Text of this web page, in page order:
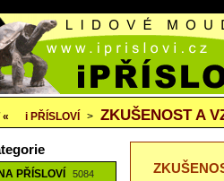
« i PŘÍSLOVÍ > ZKUŠENOST A
PŘÍSLOVÍ 5084